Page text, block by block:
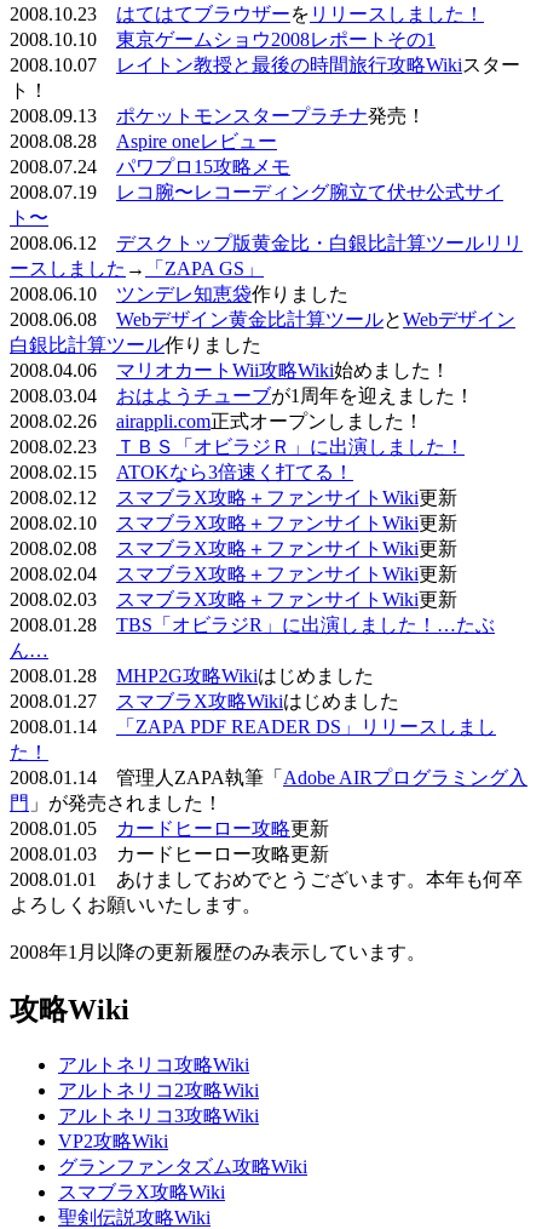
2008.10.23 はてはてブラウザーを リリースしました！
2008.10.10 東京ゲームショウ2008レポートその1
2008.10.07
レイトン教授と最後の時間旅行攻略Wikiスター
ト！
2008.09.13 ポケットモンスタープラチナ発売！
2008.08.28 Aspire oneレビュー
2008.07.24 パワプロ15攻略メモ
2008.07.19
レコ腕〜レコーディング腕立て伏せ公式サイ
ト〜
2008.06.12 デスクトップ版黄金比・白銀比計算ツールリリ
ースしました →
「ZAPA GS」
2008.06.10 ツンデレ知恵袋作りました
2008.06.08 Webデザイン黄金比計算ツールとWebデザイン
白銀比計算ツール作りました
2008.04.06 マリオカートWii攻略Wiki始めました！
2008.03.04 おはようチューブが1周年を迎えました！
2008.02.26 airappli.com正式オープンしました！
2008.02.23
ＴＢＳ「オビラジＲ」に出演しました！
2008.02.15 ATOKなら3倍速く打てる！
2008.02.12
スマブラX攻略＋ファンサイトWiki更新
2008.02.10
スマブラX攻略＋ファンサイトWiki更新
2008.02.08
スマブラX攻略＋ファンサイトWiki更新
2008.02.04
スマブラX攻略＋ファンサイトWiki更新
2008.02.03
スマブラX攻略＋ファンサイトWiki更新
2008.01.28 TBS「オビラジR」に出演しました！…たぶ
ん…
2008.01.28 MHP2G攻略Wikiはじめました
2008.01.27
スマブラX攻略Wikiはじめました
2008.01.14
「ZAPA PDF READER DS」リリースしまし
た！
2008.01.14 管理人ZAPA執筆「 Adobe AIRプログラミング入
門 」が発売されました！
2008.01.05
カードヒーロー攻略更新
2008.01.03 カードヒーロー攻略更新
2008.01.01 あけましておめでとうございます。本年も何卒
よろしくお願いいたします。
2008年1月以降の更新履歴のみ表示しています。
攻略Wiki
アルトネリコ攻略Wiki
アルトネリコ2攻略Wiki
アルトネリコ3攻略Wiki
VP2攻略Wiki
グランファンタズム攻略Wiki
スマブラX攻略Wiki
聖剣伝説攻略Wiki